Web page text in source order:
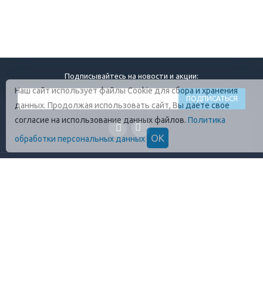
Подписывайтесь на новости и акции:
Наш сайт использует файлы Cookie для сбора и хранения
данных. Продолжая использовать сайт, Вы даете свое
согласие на использование данных файлов. Политика
обработки персональных данных
ОК